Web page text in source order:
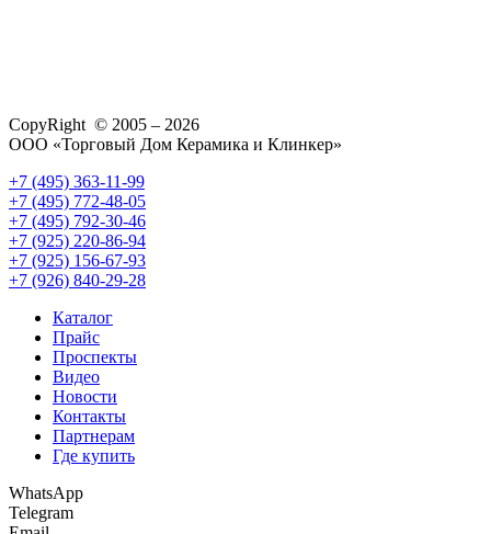
CopyRight © 2005 – 2026
ООО «Торговый Дом Керамика и Клинкер»
+7 (495) 363-11-99
+7 (495) 772-48-05
+7 (495) 792-30-46
+7 (925) 220-86-94
+7 (925) 156-67-93
+7 (926) 840-29-28
Каталог
Прайс
Проспекты
Видео
Новости
Контакты
Партнерам
Где купить
WhatsApp
Telegram